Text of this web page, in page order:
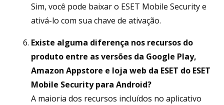
Sim, você pode baixar o ESET Mobile Security e
ativá-lo com sua chave de ativação.
Existe alguma diferença nos recursos do
produto entre as versões da Google Play,
Amazon Appstore e loja web da ESET do ESET
Mobile Security para Android?
A maioria dos recursos incluídos no aplicativo